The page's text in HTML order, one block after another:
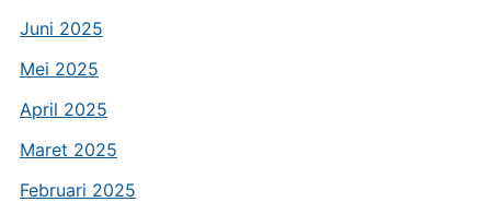
Juni 2025
Mei 2025
April 2025
Maret 2025
Februari 2025